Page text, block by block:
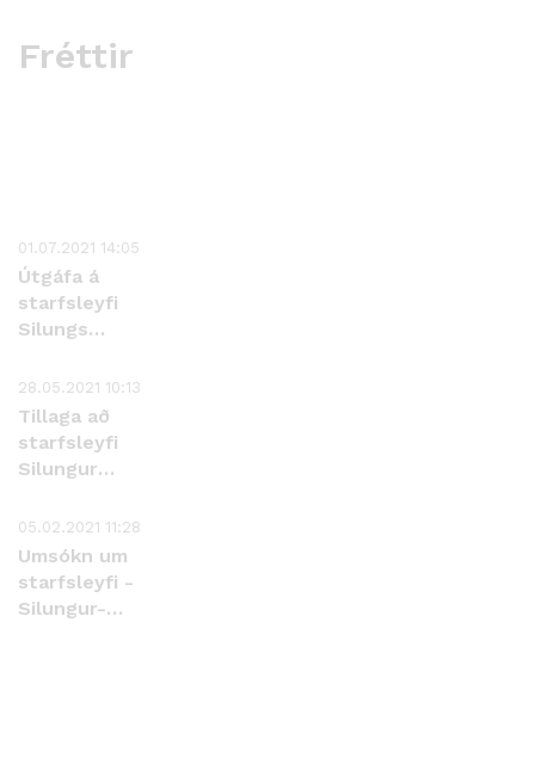
Fréttir
01.07.2021 14:05
Útgáfa á
starfsleyfi
Silungs
ehf.
28.05.2021 10:13
Tillaga að
starfsleyfi
Silungur
ehf.
05.02.2021 11:28
Umsókn um
starfsleyfi -
Silungur-